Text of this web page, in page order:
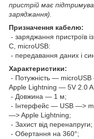
пристрій має
заряджання).
Призначення кабелю:
- заряджання пристроїв
C, microUSB:
- передавання даних і
Характеристики:
- Потужність —
Apple Lightning — 5V 2.0
- Довжина — 1 м;
- Інтерфейс — USB —>
—> Apple Lightning;
- Захист від перенапруги;
- Обертання на 360°;